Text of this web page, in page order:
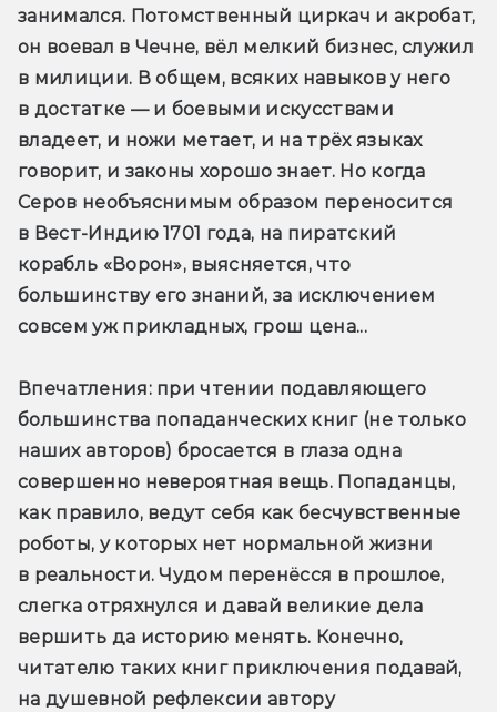
занимался. Потомственный циркач и акробат,
он воевал в Чечне, вёл мелкий бизнес, служил
в милиции. В общем, всяких навыков у него
в достатке — и боевыми искусствами
владеет, и ножи метает, и на трёх языках
говорит, и законы хорошо знает. Но когда
Серов необъяснимым образом переносится
в Вест-Индию 1701 года, на пиратский
корабль «Ворон», выясняется, что
большинству его знаний, за исключением
совсем уж прикладных, грош цена...
Впечатления: при чтении подавляющего
большинства попаданческих книг (не только
наших авторов) бросается в глаза одна
совершенно невероятная вещь. Попаданцы,
как правило, ведут себя как бесчувственные
роботы, у которых нет нормальной жизни
в реальности. Чудом перенёсся в прошлое,
слегка отряхнулся и давай великие дела
вершить да историю менять. Конечно,
читателю таких книг приключения подавай,
на душевной рефлексии автору